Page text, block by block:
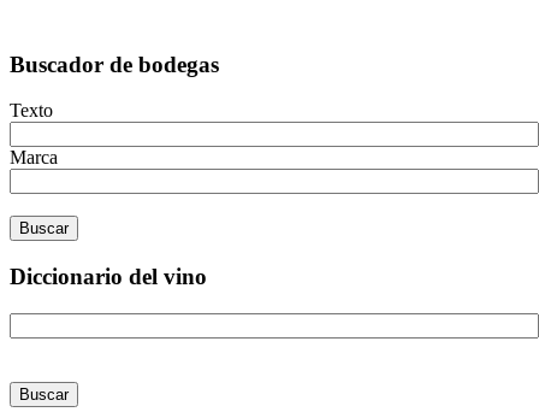
Buscador de bodegas
Texto
Marca
Diccionario del vino